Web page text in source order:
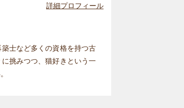
詳細プロフィール
士など多くの資格を持つ古
挑みつつ、猫好きという一